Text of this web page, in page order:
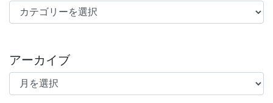
カテゴリー
アーカイブ
アーカイブ